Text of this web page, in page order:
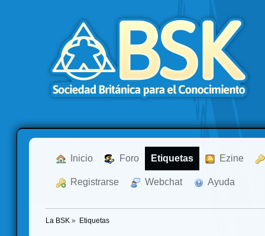
Inicio Foro Etiquetas Ezine
Registrarse Webchat Ayuda
La BSK » Etiquetas